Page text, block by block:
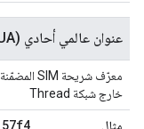
عنوان عالمي أحادي (GUA)
خارج شبكة Thread
مثال